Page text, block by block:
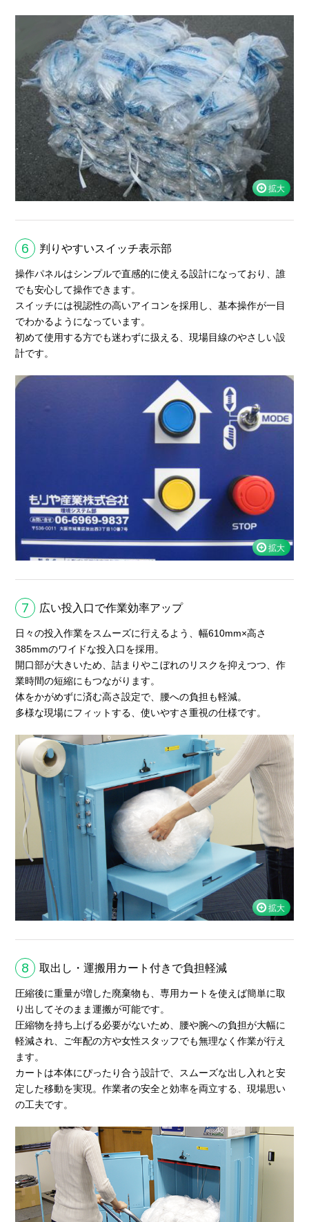
6 判りやすいスイッチ表示部
操作パネルはシンプルで直感的に使える設計になっており、誰
でも安心して操作できます。
スイッチには視認性の高いアイコンを採用し、基本操作が一目
でわかるようになっています。
初めて使用する方でも迷わずに扱える、現場目線のやさしい設
計です。
7 広い投入口で作業効率アップ
日々の投入作業をスムーズに行えるよう、幅610mm×高さ
385mmのワイドな投入口を採用。
開口部が大きいため、詰まりやこぼれのリスクを抑えつつ、作
業時間の短縮にもつながります。
体をかがめずに済む高さ設定で、腰への負担も軽減。
多様な現場にフィットする、使いやすさ重視の仕様です。
8 取出し・運搬用カート付きで負担軽減
圧縮後に重量が増した廃棄物も、専用カートを使えば簡単に取
り出してそのまま運搬が可能です。
圧縮物を持ち上げる必要がないため、腰や腕への負担が大幅に
軽減され、ご年配の方や女性スタッフでも無理なく作業が行え
ます。
カートは本体にぴったり合う設計で、スムーズな出し入れと安
定した移動を実現。作業者の安全と効率を両立する、現場思い
の工夫です。